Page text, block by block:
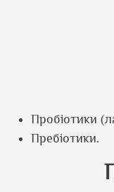
Пробіотики
Пребіотики.